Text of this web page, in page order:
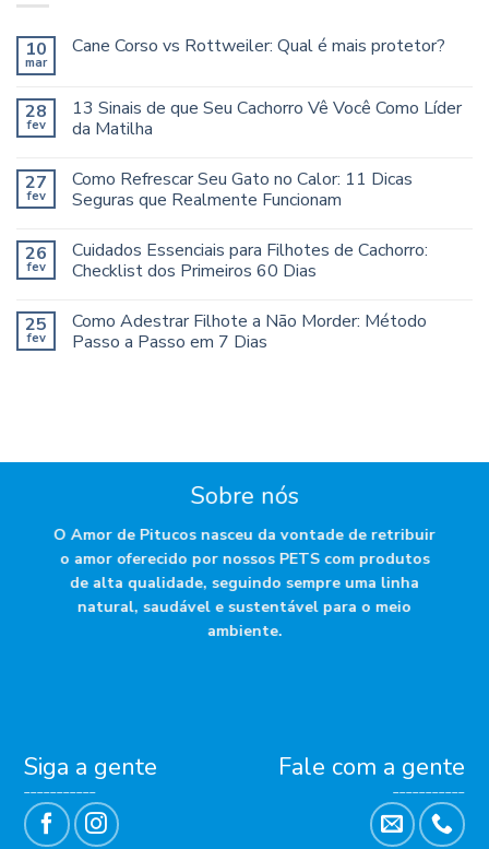
10
mar
Cane Corso vs Rottweiler: Qual é mais protetor?
28
fev
13 Sinais de que Seu Cachorro Vê Você Como Líder
da Matilha
27
fev
Como Refrescar Seu Gato no Calor: 11 Dicas
Seguras que Realmente Funcionam
26
fev
Cuidados Essenciais para Filhotes de Cachorro:
Checklist dos Primeiros 60 Dias
25
fev
Como Adestrar Filhote a Não Morder: Método
Passo a Passo em 7 Dias
Sobre nós
O Amor de Pitucos nasceu da vontade de retribuir
o amor oferecido por nossos PETS com produtos
de alta qualidade, seguindo sempre uma linha
natural, saudável e sustentável para o meio
ambiente.
Fale com a gente
Siga a gente